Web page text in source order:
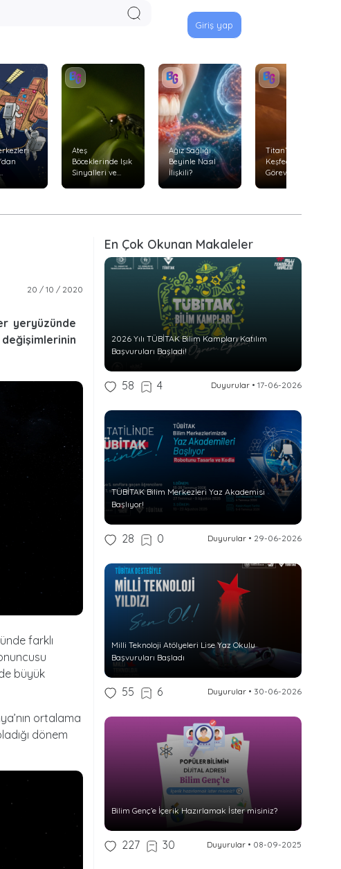
Giriş yap
Ateş
Böceklerinde Işık
Sinyalleri ve
Ağız Sağlığı
Beyinle Nasıl
İlişkili?
Titan’ı Uçarak
Keşfedecek
Görev: Dragonfly
20 / 10 / 2020
yeryüzünde
farklı
büyük
ortalama
dönem
En Çok Okunan Makaleler
2026 Yılı TÜBİTAK Bilim Kampları Katılım
Başvuruları Başladı!
58 4 Duyurular• 17-06-2026
TÜBİTAK Bilim Merkezleri Yaz Akademisi
Başlıyor!
28 0 Duyurular• 29-06-2026
Milli Teknoloji Atölyeleri Lise Yaz Okulu
Başvuruları Başladı
55 6 Duyurular• 30-06-2026
Bilim Genç’e İçerik Hazırlamak İster misiniz?
227 30 Duyurular• 08-09-2025